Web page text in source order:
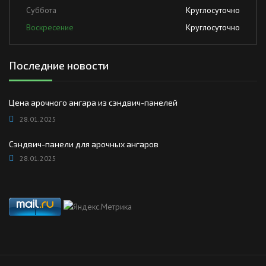
Суббота
Круглосуточно
Воскресение
Круглосуточно
Последние новости
Цена арочного ангара из сэндвич-панелей
28.01.2025
Сэндвич-панели для арочных ангаров
28.01.2025